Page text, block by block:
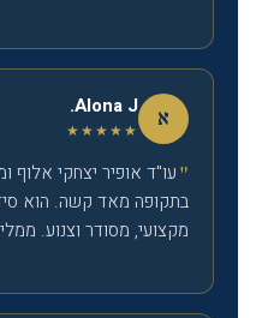
א Alona J.
★★★★★
עו"ד אופיר יצחקי אלוף
בתקופה מאד קשה. הוא
מקצועי, מסודר וצנוע.